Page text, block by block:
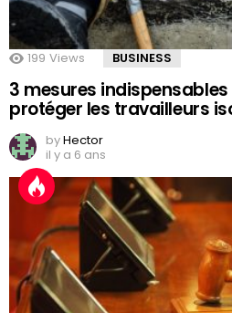
199 Views BUSINESS
3 mesures
protéger les travailleurs
byHector
il y a 6 ans